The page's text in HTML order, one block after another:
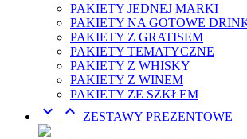
PAKIETY JEDNEJ MARKI
PAKIETY NA GOTOWE
PAKIETY Z GRATISEM
PAKIETY TEMATYCZNE
PAKIETY Z WHISKY
PAKIETY Z WINEM
PAKIETY ZE SZKŁEM
  ZESTAWY PREZENTOWE